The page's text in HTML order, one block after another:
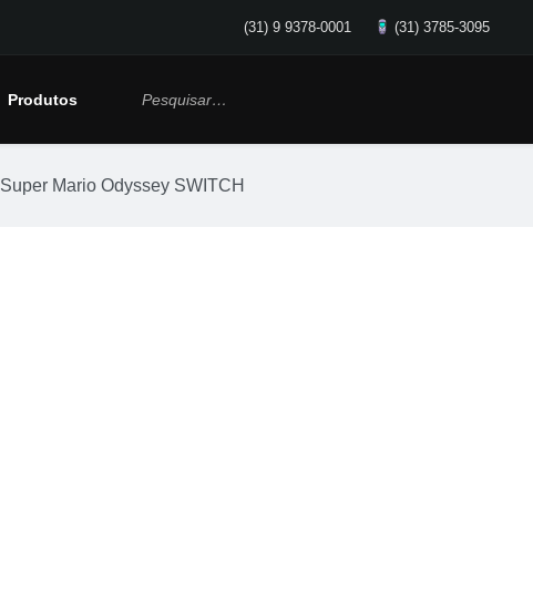
(31) 9 9378-0001 (31) 3785-3095
Produtos
Super Mario Odyssey SWITCH